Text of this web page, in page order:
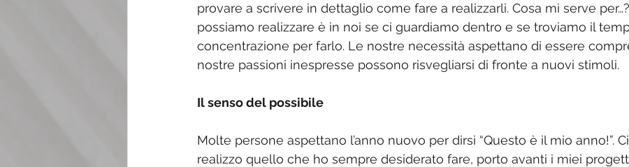
provare a scrivere in dettaglio come fare a realizzarli. Cosa mi serve
possiamo realizzare è in noi se ci guardiamo dentro e se troviamo il
concentrazione per farlo. Le nostre necessità aspettano di essere
nostre passioni inespresse possono risvegliarsi di fronte a nuovi stimoli.
Il senso del possibile
Molte persone aspettano l’anno nuovo per dirsi “Questo è il mio anno!”.
realizzo quello che ho sempre desiderato fare, porto avanti i miei